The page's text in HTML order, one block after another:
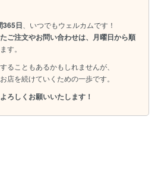
365日 、いつでもウェルカムです！
ご注文やお問い合わせは、月曜日から順
す。
ることもあるかもしれませんが、
店を続けていくための一歩です。
ろしくお願いいたします！